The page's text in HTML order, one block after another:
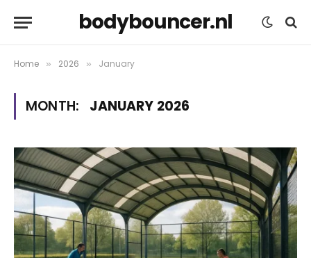
bodybouncer.nl
Home » 2026 » January
MONTH: JANUARY 2026